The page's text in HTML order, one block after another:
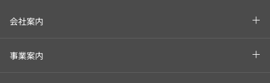
会社案内
事業案内